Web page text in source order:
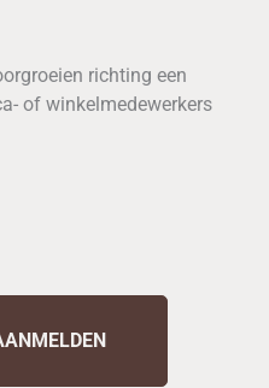
richting een
of winkelmedewerkers